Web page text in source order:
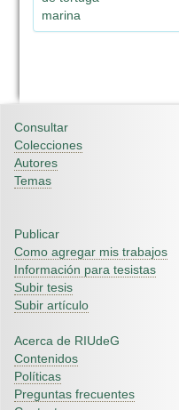
marina
Consultar
Colecciones
Autores
Temas
Publicar
Como agregar mis trabajos
Información para tesistas
Subir tesis
Subir artículo
Acerca de RIUdeG
Contenidos
Políticas
Preguntas frecuentes